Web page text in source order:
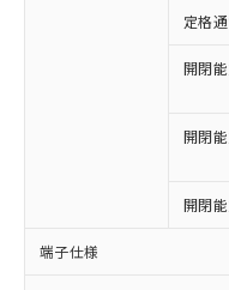
定格
開閉
開閉
開閉
端子仕様ご利用条件
対応済み：
非含有に対応
対応予定：EU
有に対応した製